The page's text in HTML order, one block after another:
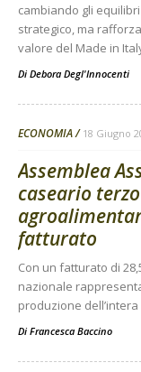
cambiando gli
strategico, ma
valore del Made in
Di Debora Degl'Innocenti
ECONOMIA 18 Giugno
Assemblea
caseario
fatturato
Con un fatturato di
nazionale rappresenta
produzione
Di Francesca Baccino